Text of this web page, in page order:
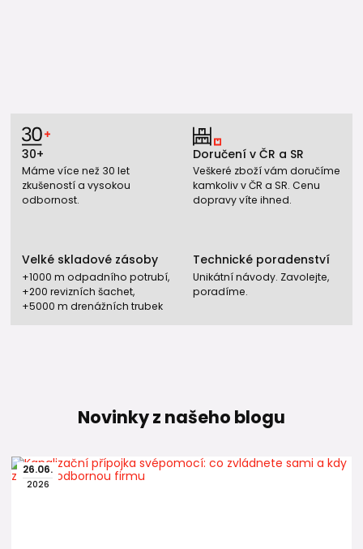
30+
Máme více než 30 let
zkušeností a vysokou
odbornost.
Doručení v ČR a SR
Veškeré zboží vám doručíme
kamkoliv v ČR a SR. Cenu
dopravy víte ihned.
Velké skladové zásoby
+1000 m odpadního potrubí,
+200 revizních šachet,
+5000 m drenážních trubek
Technické poradenství
Unikátní návody. Zavolejte,
poradíme.
Novinky z našeho blogu
26.06.
2026